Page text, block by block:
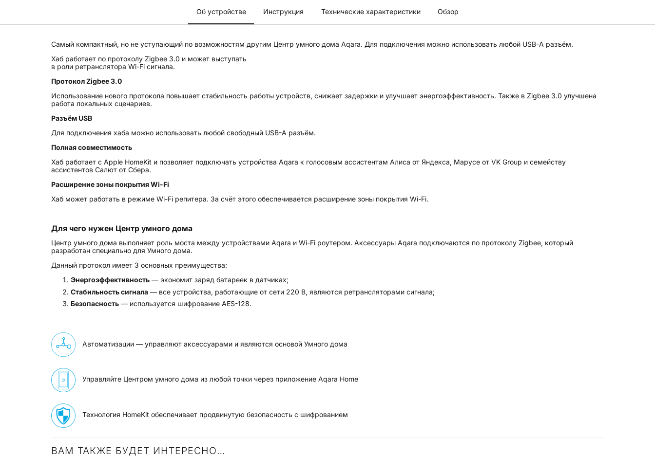
Об устройстве Инструкция Технические характеристики Обзор
Самый компактный, но не уступающий по возможностям другим Центр умного дома Aqara. Для подключения можно использовать любой USB-A разъём.
Хаб работает по протоколу Zigbee 3.0 и может выступать
в роли ретранслятора Wi-Fi сигнала.
Протокол Zigbee 3.0
Использование нового протокола повышает стабильность работы устройств, снижает задержки и улучшает энергоэффективность. Также в Zigbee 3.0 улучшена
работа локальных сценариев.
Разъём USB
Для подключения хаба можно использовать любой свободный USB-A разъём.
Полная совместимость
Хаб работает с Apple HomeKit и позволяет подключать устройства Aqara к голосовым ассистентам Алиса от Яндекса, Марусе от VK Group и семейству
ассистентов Салют от Сбера.
Расширение зоны покрытия Wi-Fi
Хаб может работать в режиме Wi-Fi репитера. За счёт этого обеспечивается расширение зоны покрытия Wi-Fi.
Для чего нужен Центр умного дома
Центр умного дома выполняет роль моста между устройствами Aqara и Wi-Fi роутером. Аксессуары Aqara подключаются по протоколу Zigbee, который
разработан специально для Умного дома.
Данный протокол имеет 3 основных преимущества:
Энергоэффективность — экономит заряд батареек в датчиках;
Стабильность сигнала — все устройства, работающие от сети 220 В, являются ретрансляторами сигнала;
Безопасность — используется шифрование AES-128.
Автоматизации — управляют аксессуарами и являются основой Умного дома
Управляйте Центром умного дома из любой точки через приложение Aqara Home
Технология HomeKit обеспечивает продвинутую безопасность с шифрованием
ВАМ ТАКЖЕ БУДЕТ ИНТЕРЕСНО…